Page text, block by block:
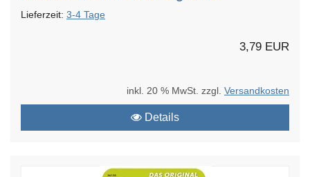
Lieferzeit: 3-4 Tage
3,79 EUR
inkl. 20 % MwSt. zzgl. Versandkosten
Details